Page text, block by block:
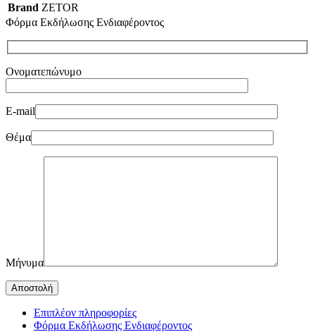
Brand ZETOR
Φόρμα Εκδήλωσης Ενδιαφέροντος
Ονοματεπώνυμο
E-mail
Θέμα
Μήνυμα
Επιπλέον πληροφορίες
Φόρμα Εκδήλωσης Ενδιαφέροντος